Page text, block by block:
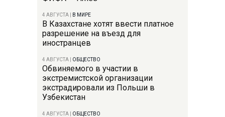
4 АВГУСТА В МИРЕ
В Казахстане хотят ввести платное
разрешение на въезд для
иностранцев
4 АВГУСТА ОБЩЕСТВО
Обвиняемого в участии в
экстремистской организации
экстрадировали из Польши в
Узбекистан
4 АВГУСТА ОБЩЕСТВО